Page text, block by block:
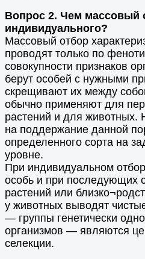
Вопрос 2. Чем массовый
индивидуального?
Массовый отбор
проводят только по
совокупности признаков
берут особей с нужными
скрещивают их между
обычно применяют для
растений и для животных.
на поддержание данной
определенного сорта на
уровне.
При индивидуальном
особь и при последующих
растений или
у животных выводят
— группы генетически
организмов — являются
селекции.